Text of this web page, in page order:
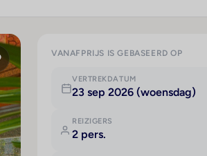
VANAFPRIJS IS GEBASEERD OP
VERTREKDATUM
23 sep 2026 (woensdag)
REIZIGERS
2 pers.